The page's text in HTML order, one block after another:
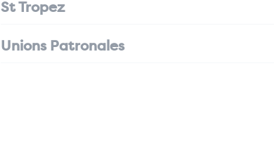
St Tropez
Unions Patronales